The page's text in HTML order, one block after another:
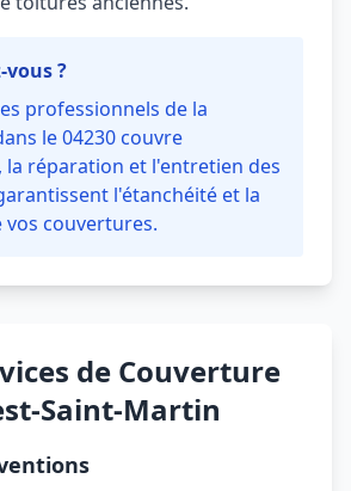
vous ?
professionnels de la
le 04230 couvre
réparation et l'entretien des
l'étanchéité et la
couvertures.
de Couverture
Saint-Martin